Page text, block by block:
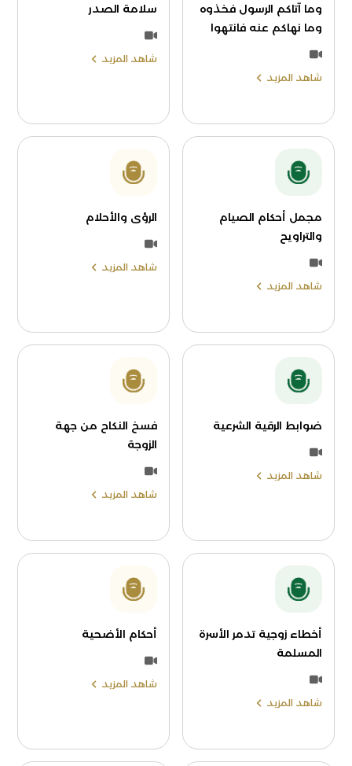
وما آتاكم الرسول فخذوه
وما نهاكم عنه فانتهوا
شاهد المزيد
سلامة الصدر
شاهد المزيد
مجمل أحكام الصيام
والتراويح
شاهد المزيد
الرؤى والأحلام
شاهد المزيد
ضوابط الرقية الشرعية
شاهد المزيد
فسخ النكاح من جهة
الزوجة
شاهد المزيد
أخطاء زوجية تدمر الأسرة
المسلمة
شاهد المزيد
أحكام الأضحية
شاهد المزيد